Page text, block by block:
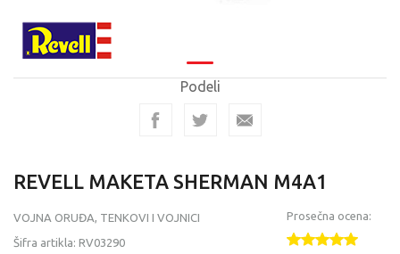
Podeli
REVELL MAKETA SHERMAN M4A1
VOJNA ORUĐA, TENKOVI I VOJNICI
Šifra artikla: RV03290
Prosečna ocena: